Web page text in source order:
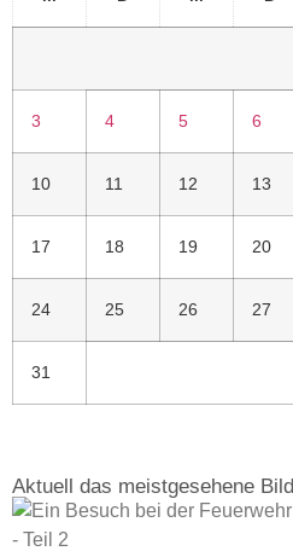
3 4 5 6
10 11 12 13
17 18 19 20
24 25 26 27
31
Aktuell das meistgesehene Bild